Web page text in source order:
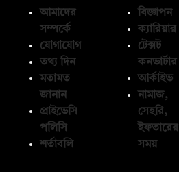
আমাদের
সম্পর্কে
যোগাযোগ
তথ্য দিন
মতামত
জানান
প্রাইভেসি
পলিসি
শর্তাবলি
বিজ্ঞাপন
ক্যারিয়ার
টেক্সট
কনভার্টার
আর্কাইভ
নামাজ,
সেহরি,
ইফতারের
সময়